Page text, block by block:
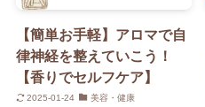
【簡単お手軽】アロマで自
律神経を整えていこう！
【香りでセルフケア】
2025-01-24 美容・健康